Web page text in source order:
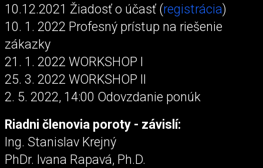
10.12.2021 Žiadosť o účasť (registrácia)
10. 1. 2022 Profesný prístup na riešenie
zákazky
21. 1. 2022 WORKSHOP I
25. 3. 2022 WORKSHOP II
2. 5. 2022, 14:00 Odovzdanie ponúk
Riadni členovia poroty - závislí:
Ing. Stanislav Krejný
PhDr. Ivana Rapavá, Ph.D.